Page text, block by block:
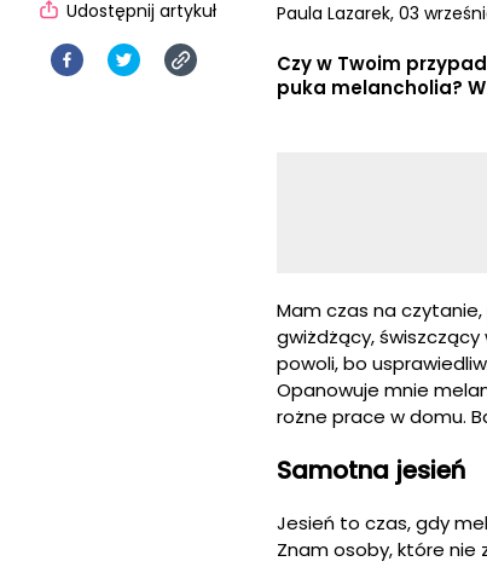
Paula Lazarek, 03
Czy w Twoim
puka melancholia?
Mam czas na
gwiżdżący,
powoli, bo
Opanowuje mnie
rożne prace w domu.
Samotna jesień
Jesień to czas, gdy
Znam osoby, które nie
Udostępnij artykuł